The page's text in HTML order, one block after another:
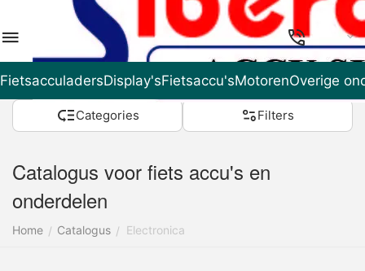
NL
FietsacculadersDisplay'sFietsaccu'sMotorenOverige
Categories Filters
Catalogus voor fiets accu's en
onderdelen
Home / Catalogus / Electronica